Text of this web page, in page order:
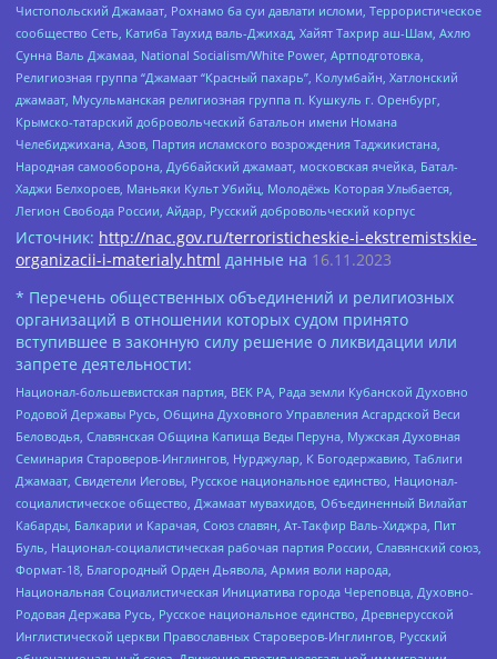
Чистопольский Джамаат, Рохнамо ба суи давлати исломи, Террористическое
сообщество Сеть, Катиба Таухид валь-Джихад, Хайят Тахрир аш-Шам, Ахлю
Сунна Валь Джамаа, National Socialism/White Power, Артподготовка,
Религиозная группа “Джамаат “Красный пахарь”, Колумбайн, Хатлонский
джамаат, Мусульманская религиозная группа п. Кушкуль г. Оренбург,
Крымско-татарский добровольческий батальон имени Номана
Челебиджихана, Азов, Партия исламского возрождения Таджикистана,
Народная самооборона, Дуббайский джамаат, московская ячейка, Батал-
Хаджи Белхороев, Маньяки Культ Убийц, Молодёжь Которая Улыбается,
Легион Свобода России, Айдар, Русский добровольческий корпус
Источник: http://nac.gov.ru/terroristicheskie-i-ekstremistskie-
organizacii-i-materialy.html данные на 16.11.2023
* Перечень общественных объединений и религиозных
организаций в отношении которых судом принято
вступившее в законную силу решение о ликвидации или
запрете деятельности:
Национал-большевистская партия, ВЕК РА, Рада земли Кубанской Духовно
Родовой Державы Русь, Община Духовного Управления Асгардской Веси
Беловодья, Славянская Община Капища Веды Перуна, Мужская Духовная
Семинария Староверов-Инглингов, Нурджулар, К Богодержавию, Таблиги
Джамаат, Свидетели Иеговы, Русское национальное единство, Национал-
социалистическое общество, Джамаат мувахидов, Объединенный Вилайат
Кабарды, Балкарии и Карачая, Союз славян, Ат-Такфир Валь-Хиджра, Пит
Буль, Национал-социалистическая рабочая партия России, Славянский союз,
Формат-18, Благородный Орден Дьявола, Армия воли народа,
Национальная Социалистическая Инициатива города Череповца, Духовно-
Родовая Держава Русь, Русское национальное единство, Древнерусской
Инглистической церкви Православных Староверов-Инглингов, Русский